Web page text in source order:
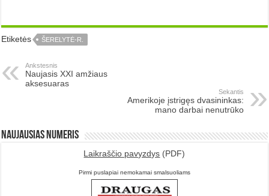
Etiketės ŠERELYTĖ-R.
Ankstesnis
Naujasis XXI amžiaus
aksesuaras
Sekantis
Amerikoje įstrigęs dvasininkas:
mano darbai nenutrūko
Naujausias numeris
Laikraščio pavyzdys (PDF)
Pirmi puslapiai nemokamai smalsuoliams